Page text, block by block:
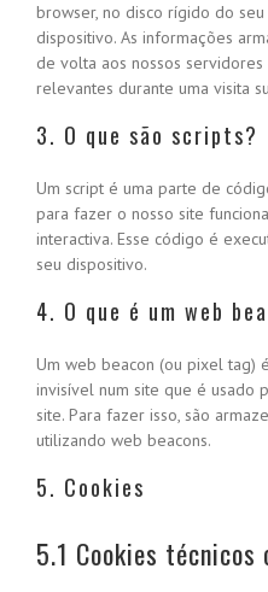
browser, no disco rígido do
dispositivo. As informações
de volta aos nossos
relevantes durante uma visita
3. O que são scripts?
Um script é uma parte de
para fazer o nosso site
interactiva. Esse código é
seu dispositivo.
4. O que é um web
Um web beacon (ou pixel tag)
invisível num site que é usado
site. Para fazer isso, são
utilizando web beacons.
5. Cookies
5.1 Cookies técnicos